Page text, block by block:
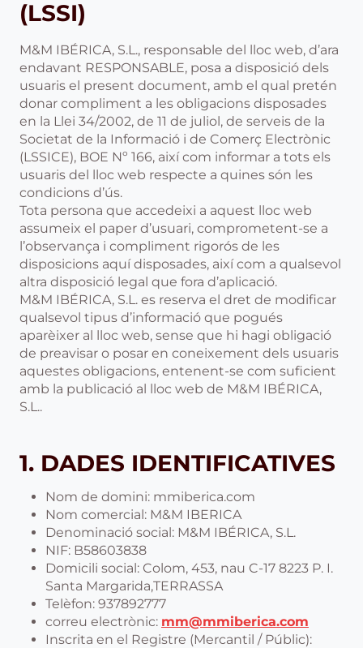
(LSSI)
M&M IBÉRICA, S.L., responsable del lloc web, d’ara
endavant RESPONSABLE, posa a disposició dels
usuaris el present document, amb el qual pretén
donar compliment a les obligacions disposades
en la Llei 34/2002, de 11 de juliol, de serveis de la
Societat de la Informació i de Comerç Electrònic
(LSSICE), BOE Nº 166, així com informar a tots els
usuaris del lloc web respecte a quines són les
condicions d’ús.
Tota persona que accedeixi a aquest lloc web
assumeix el paper d’usuari, comprometent-se a
l’observança i compliment rigorós de les
disposicions aquí disposades, així com a qualsevol
altra disposició legal que fora d’aplicació.
M&M IBÉRICA, S.L. es reserva el dret de modificar
qualsevol tipus d’informació que pogués
aparèixer al lloc web, sense que hi hagi obligació
de preavisar o posar en coneixement dels usuaris
aquestes obligacions, entenent-se com suficient
amb la publicació al lloc web de M&M IBÉRICA,
S.L..
1. DADES IDENTIFICATIVES
Nom de domini: mmiberica.com
Nom comercial: M&M IBERICA
Denominació social: M&M IBÉRICA, S.L.
NIF: B58603838
Domicili social: Colom, 453, nau C-17 8223 P. I.
Santa Margarida,TERRASSA
Telèfon: 937892777
correu electrònic: mm@mmiberica.com
Inscrita en el Registre (Mercantil / Públic):